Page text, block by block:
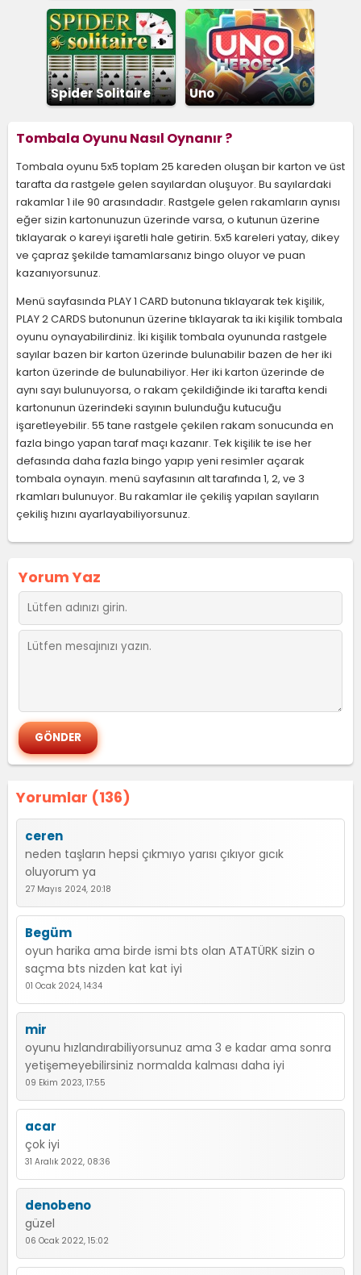
Spider Solitaire Uno
Tombala Oyunu Nasıl Oynanır ?
Tombala oyunu 5x5 toplam 25 kareden oluşan bir karton ve üst
tarafta da rastgele gelen sayılardan oluşuyor. Bu sayılardaki
rakamlar 1 ile 90 arasındadır. Rastgele gelen rakamların aynısı
eğer sizin kartonunuzun üzerinde varsa, o kutunun üzerine
tıklayarak o kareyi işaretli hale getirin. 5x5 kareleri yatay, dikey
ve çapraz şekilde tamamlarsanız bingo oluyor ve puan
kazanıyorsunuz.
Menü sayfasında PLAY 1 CARD butonuna tıklayarak tek kişilik,
PLAY 2 CARDS butonunun üzerine tıklayarak ta iki kişilik tombala
oyunu oynayabilirdiniz. İki kişilik tombala oyununda rastgele
sayılar bazen bir karton üzerinde bulunabilir bazen de her iki
karton üzerinde de bulunabiliyor. Her iki karton üzerinde de
aynı sayı bulunuyorsa, o rakam çekildiğinde iki tarafta kendi
kartonunun üzerindeki sayının bulunduğu kutucuğu
işaretleyebilir. 55 tane rastgele çekilen rakam sonucunda en
fazla bingo yapan taraf maçı kazanır. Tek kişilik te ise her
defasında daha fazla bingo yapıp yeni resimler açarak
tombala oynayın. menü sayfasının alt tarafında 1, 2, ve 3
rkamları bulunuyor. Bu rakamlar ile çekiliş yapılan sayıların
çekiliş hızını ayarlayabiliyorsunuz.
Yorumlar (136)
ceren
neden taşların hepsi çıkmıyo yarısı çıkıyor gıcık
oluyorum ya
27 Mayıs 2024, 20:18
Begüm
oyun harika ama birde ismi bts olan ATATÜRK sizin o
saçma bts nizden kat kat iyi
01 Ocak 2024, 14:34
mir
oyunu hızlandırabiliyorsunuz ama 3 e kadar ama sonra
yetişemeyebilirsiniz normalda kalması daha iyi
09 Ekim 2023, 17:55
acar
çok iyi
31 Aralık 2022, 08:36
denobeno
güzel
06 Ocak 2022, 15:02
Yorum Yaz